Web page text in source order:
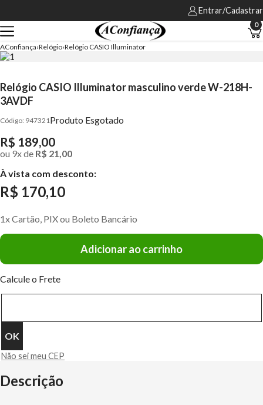
Entrar/Cadastrar
0
AConfiança Relógio Relógio CASIO Illuminator
Relógio CASIO Illuminator masculino verde W-218H-
3AVDF
947321 Produto Esgotado
R$ 189,00
ou 9xde R$ 21,00
À vista com desconto:
R$ 170,10
1x Cartão, PIX ou Boleto Bancário
Adicionar ao carrinho
Calcule o Frete
Não sei meu CEP
Descrição